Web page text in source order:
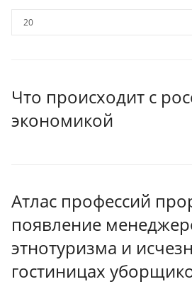
Что происходит с
экономикой
Атлас профессий
появление
этнотуризма и
гостиницах